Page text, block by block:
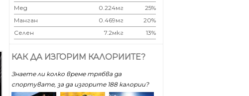
Мед
0.224мг
25%
Манган
0.469мг
20%
Селен
7.2мкг 13%
КАК ДА ИЗГОРИМ КАЛОРИИТЕ?
Знаете ли колко време трябва да
спортувате, за да изгорите 188 калoрии?